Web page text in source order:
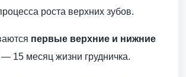
роста верхних зубов.
первые верхние и нижние
15 месяц жизни грудничка.